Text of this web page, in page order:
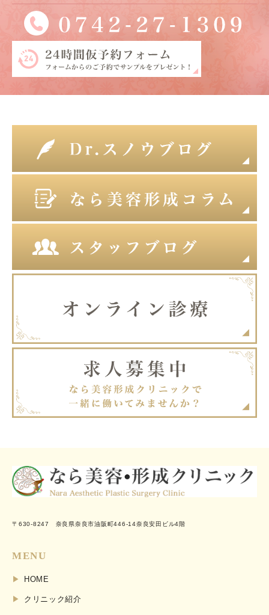
〒630-8247 奈良県奈良市油阪町446-14奈良安田ビル4階
MENU
HOME
クリニック紹介